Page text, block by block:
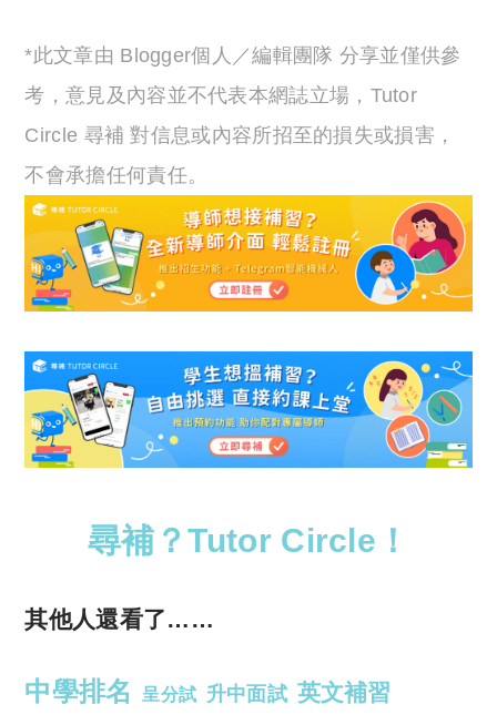
*此文章由 Blogger個人／編輯團隊 分享並僅供參
考，意見及內容並不代表本網誌立場，Tutor
Circle 尋補 對信息或內容所招至的損失或損害，
不會承擔任何責任。
尋補？Tutor Circle！
其他人還看了……
中學排名 呈分試 升中面試 英文補習